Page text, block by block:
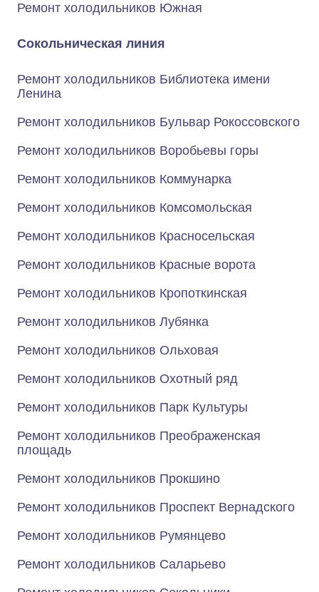
Ремонт холодильников Южная
Сокольническая линия
Ремонт холодильников Библиотека имени
Ленина
Ремонт холодильников Бульвар Рокоссовского
Ремонт холодильников Воробьевы горы
Ремонт холодильников Коммунарка
Ремонт холодильников Комсомольская
Ремонт холодильников Красносельская
Ремонт холодильников Красные ворота
Ремонт холодильников Кропоткинская
Ремонт холодильников Лубянка
Ремонт холодильников Ольховая
Ремонт холодильников Охотный ряд
Ремонт холодильников Парк Культуры
Ремонт холодильников Преображенская
площадь
Ремонт холодильников Прокшино
Ремонт холодильников Проспект Вернадского
Ремонт холодильников Румянцево
Ремонт холодильников Саларьево